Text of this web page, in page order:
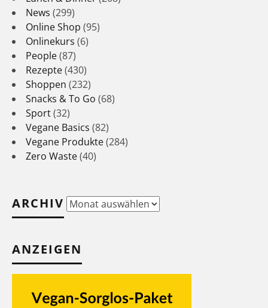
News (299)
Online Shop (95)
Onlinekurs (6)
People(87)
Rezepte(430)
Shoppen (232)
Snacks & To Go (68)
Sport(32)
Vegane Basics (82)
Vegane Produkte(284)
Zero Waste(40)
ARCHIV Archiv
ANZEIGEN